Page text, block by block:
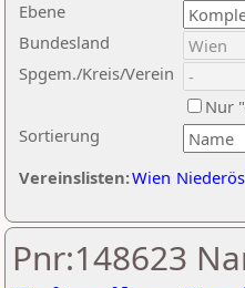
Ebene
Sortierung
Bundesland
Spgem./Kreis/Verein
Nur
Vereinslisten:Wien
Pnr:148623